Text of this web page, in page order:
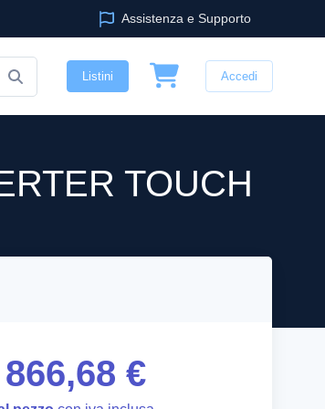
Assistenza e Supporto
Listini Accedi
TOUCH
866,68 €